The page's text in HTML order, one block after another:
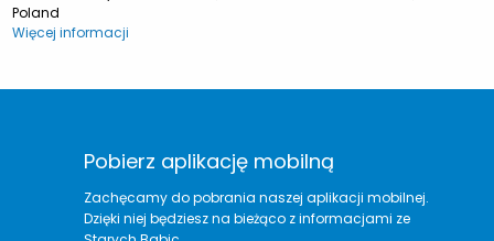
Poland
Więcej informacji
Pobierz aplikację mobilną
Zachęcamy do pobrania naszej aplikacji mobilnej.
Dzięki niej będziesz na bieżąco z informacjami ze